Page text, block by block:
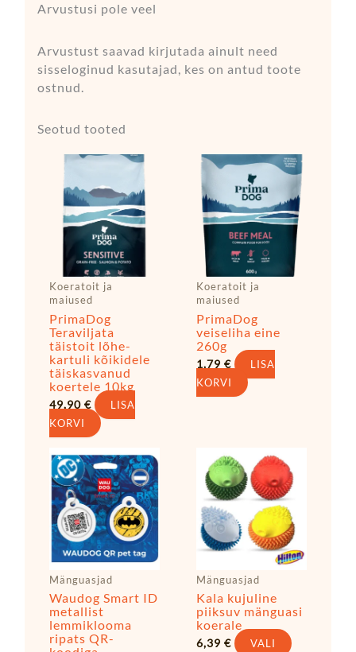
Arvustusi pole veel
Arvustust saavad kirjutada ainult need
sisseloginud kasutajad, kes on antud toote
ostnud.
Seotud tooted
Koeratoit ja
maiused
PrimaDog
Teraviljata
täistoit lõhe-
kartuli kõikidele
täiskasvanud
koertele 10kg
49,90 €
LISA
KORVI
Koeratoit ja
maiused
PrimaDog
veiseliha eine
260g
1,79€
LISA
KORVI
Mänguasjad
Waudog Smart ID
metallist
lemmiklooma
ripats QR-
Sellel
tootel
on
mitu
varianti.
Valikuid
saab
tootelehel.
Mänguasjad
Kala kujuline
piiksuv mänguasi
koerale
6,39€ VALI
tootel
on
varianti.
Valikuid
saab